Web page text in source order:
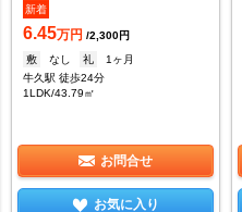
新着
6.45万円 /2,300円
敷
なし 礼
1ヶ月
牛久駅 徒歩24分
1LDK/43.79㎡
お問合せ
お気に入り